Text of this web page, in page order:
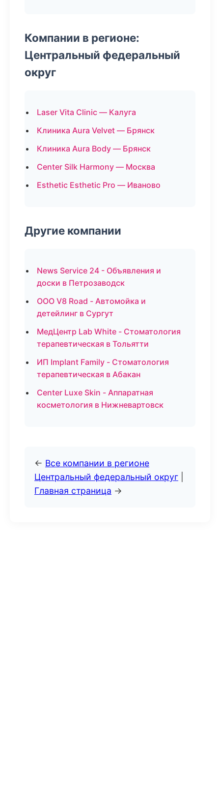
Компании в регионе:
Центральный федеральный
округ
Laser Vita Clinic — Калуга
Клиника Aura Velvet — Брянск
Клиника Aura Body — Брянск
Center Silk Harmony — Москва
Esthetic Esthetic Pro — Иваново
Другие компании
News Service 24 - Объявления и
доски в Петрозаводск
ООО V8 Road - Автомойка и
детейлинг в Сургут
МедЦентр Lab White - Стоматология
терапевтическая в Тольятти
ИП Implant Family - Стоматология
терапевтическая в Абакан
Center Luxe Skin - Аппаратная
косметология в Нижневартовск
← Все компании в регионе
Центральный федеральный округ
Главная страница →